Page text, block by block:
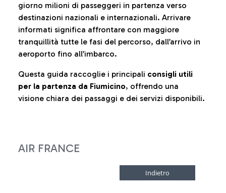
giorno milioni di passeggeri in partenza verso
destinazioni nazionali e internazionali. Arrivare
informati significa affrontare con maggiore
tranquillità tutte le fasi del percorso, dall’arrivo in
aeroporto fino all’imbarco.
Questa guida raccoglie i principali consigli utili
per la partenza da Fiumicino, offrendo una
visione chiara dei passaggi e dei servizi disponibili.
AIR FRANCE